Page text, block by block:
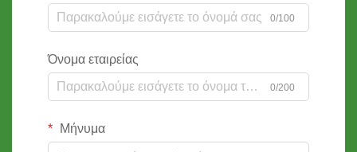
0/100
Όνομα εταιρείας
0/200
Μήνυμα